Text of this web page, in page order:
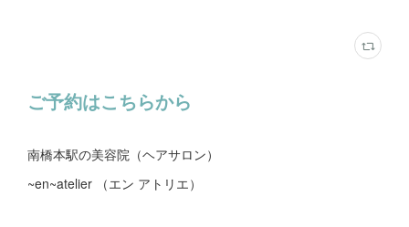
ご予約はこちらから
南橋本駅の美容院（ヘアサロン）
~en~atelier （エン アトリエ）